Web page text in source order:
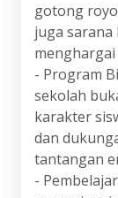
gotong
juga sarana
- Program
sekolah
karakter
dan
tantangan
-